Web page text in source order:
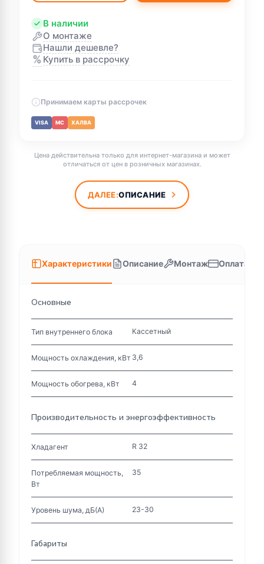
В наличии
О монтаже
Нашли дешевле?
% Купить в рассрочку
Принимаем карты рассрочек
VISA MC ХАЛВА
Цена действительна только для интернет-магазина и может
отличаться от цен в розничных магазинах.
ДАЛЕЕ:ОПИСАНИЕ
Характеристики Описание Монтаж Оплата
Основные
Тип внутреннего блока Кассетный
Мощность охлаждения, кВт 3,6
Мощность обогрева, кВт 4
Производительность и энергоэффективность
Хладагент R 32
Потребляемая мощность,
Вт
35
Уровень шума, дБ(А) 23-30
Габариты